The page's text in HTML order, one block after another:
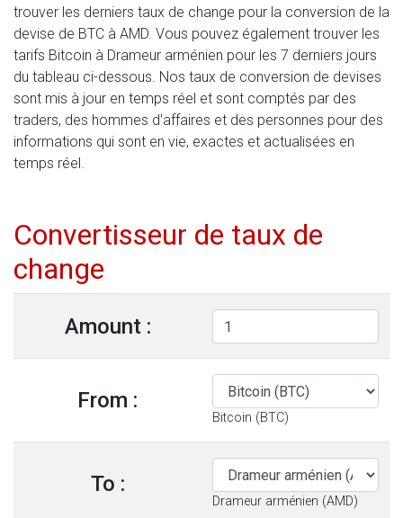
trouver les derniers taux de change pour la conversion de la
devise de BTC à AMD. Vous pouvez également trouver les
tarifs Bitcoin à Drameur arménien pour les 7 derniers jours
du tableau ci-dessous. Nos taux de conversion de devises
sont mis à jour en temps réel et sont comptés par des
traders, des hommes d'affaires et des personnes pour des
informations qui sont en vie, exactes et actualisées en
temps réel.
Convertisseur de taux de
change
Amount :
From :
Bitcoin (BTC)
To :
Drameur arménien (AMD)